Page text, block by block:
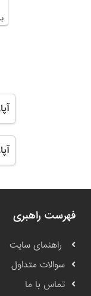
فهرست راهبری
راهنمای سایت
سوالات متداول
تماس با ما